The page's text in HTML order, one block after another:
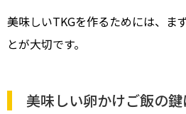
美味しいTKGを作るためには、ま
とが大切です。
美味しい卵かけご飯の